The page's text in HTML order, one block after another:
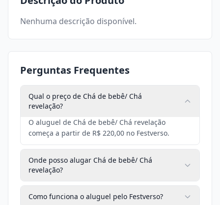
Nenhuma descrição disponível.
Perguntas Frequentes
Qual o preço de Chá de bebê/ Chá
revelação?
O aluguel de Chá de bebê/ Chá revelação
começa a partir de R$ 220,00 no Festverso.
Onde posso alugar Chá de bebê/ Chá
revelação?
Como funciona o aluguel pelo Festverso?